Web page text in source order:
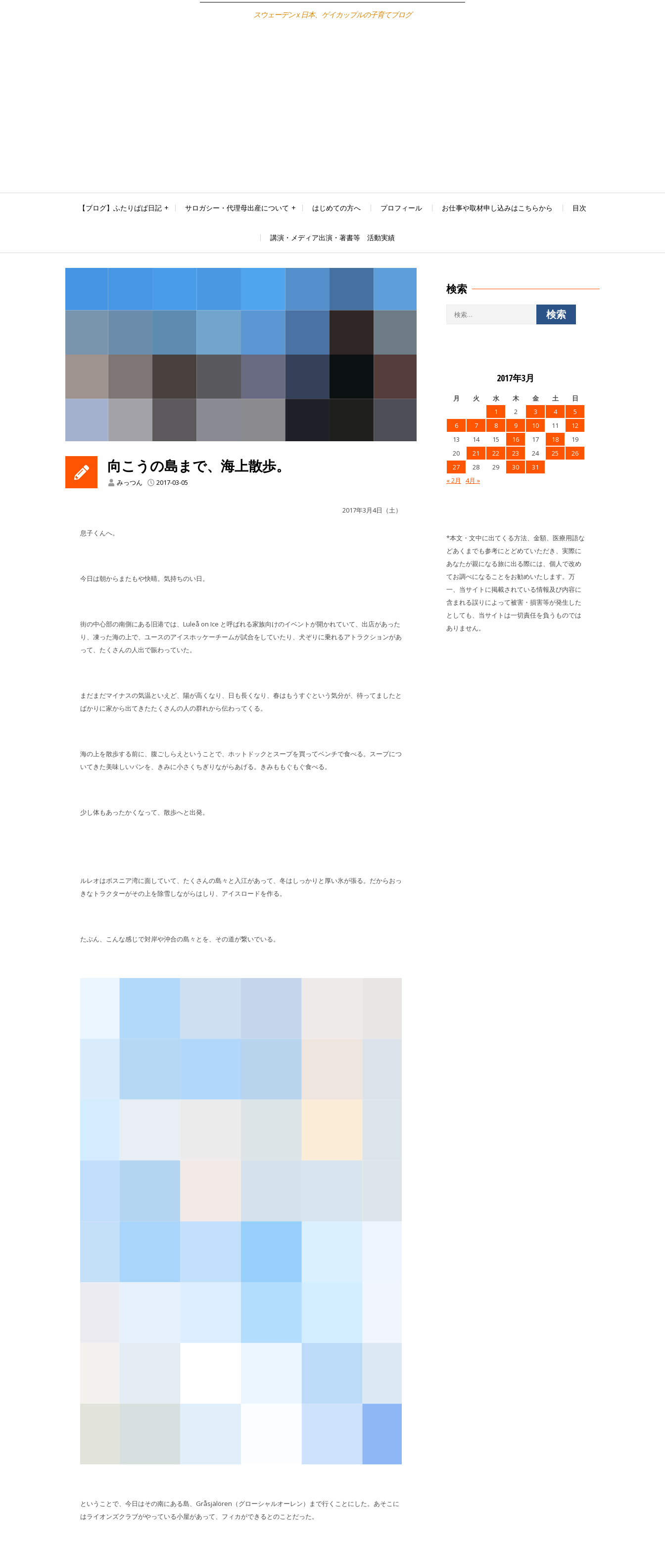
スウェーデン x 日本、ゲイカップルの子育てブログ
【ブログ】ふたりぱぱ日記 サロガシー・代理母出産について はじめての方へ プロフィール お仕事や取材申し込みはこちらから 目次
講演・メディア出演・著書等 活動実績
向こうの島まで、海上散歩。
みっつん 2017-03-05
2017年3月4日（土）
息子くんへ。
今日は朝からまたもや快晴。気持ちのい日。
街の中心部の南側にある旧港では、Luleå on Ice と呼ばれる家族向けのイベントが開かれていて、出店があった
り、凍った海の上で、ユースのアイスホッケーチームが試合をしていたり、犬ぞりに乗れるアトラクションがあ
って、たくさんの人出で賑わっていた。
まだまだマイナスの気温といえど、陽が高くなり、日も長くなり、春はもうすぐという気分が、待ってましたと
ばかりに家から出てきたたくさんの人の群れから伝わってくる。
海の上を散歩する前に、腹ごしらえということで、ホットドックとスープを買ってベンチで食べる。スープにつ
いてきた美味しいパンを、きみに小さくちぎりながらあげる。きみももぐもぐ食べる。
少し体もあったかくなって、散歩へと出発。
ルレオはボスニア湾に面していて、たくさんの島々と入江があって、冬はしっかりと厚い氷が張る。だからおっ
きなトラクターがその上を除雪しながらはしり、アイスロードを作る。
たぶん、こんな感じで対岸や沖合の島々とを、その道が繋いでいる。
ということで、今日はその南にある島、Gråsjälören（グローシャルオーレン）まで行くことにした。あそこに
はライオンズクラブがやっている小屋があって、フィカができるとのことだった。
検索
2017年3月
月 火 水 木 金 土
日
1
2 3 4
5
6
7 8 9 10 11
12
13
14 15 16 17 18
19
20
21 22 23 24 25
26
27
28 29 30
31
« 2月
4月 »
*本文・文中に出てくる方法、金額、医療用語な
どあくまでも参考にとどめていただき、実際に
あなたが親になる旅に出る際には、個人で改め
てお調べになることをお勧めいたします。万
一、当サイトに掲載されている情報及び内容に
含まれる誤りによって被害・損害等が発生した
としても、当サイトは一切責任を負うものでは
ありません。